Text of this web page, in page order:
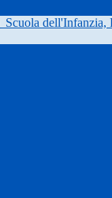
Scuola dell'Infanzia,